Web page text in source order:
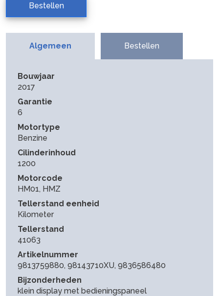
Bestellen
Algemeen Bestellen
Bouwjaar
2017
Garantie
6
Motortype
Benzine
Cilinderinhoud
1200
Motorcode
HM01, HMZ
Tellerstand eenheid
Kilometer
Tellerstand
41063
Artikelnummer
9813759880, 98143710XU, 9836586480
Bijzonderheden
klein display met bedieningspaneel